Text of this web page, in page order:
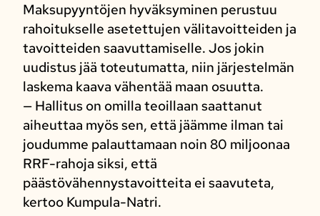
Maksupyyntöjen hyväksyminen perustuu
rahoitukselle asetettujen välitavoitteiden ja
tavoitteiden saavuttamiselle. Jos jokin
uudistus jää toteutumatta, niin järjestelmän
laskema kaava vähentää maan osuutta.
— Hallitus on omilla teoillaan saattanut
aiheuttaa myös sen, että jäämme ilman tai
joudumme palauttamaan noin 80 miljoonaa
RRF-rahoja siksi, että
päästövähennystavoitteita ei saavuteta,
kertoo Kumpula-Natri.